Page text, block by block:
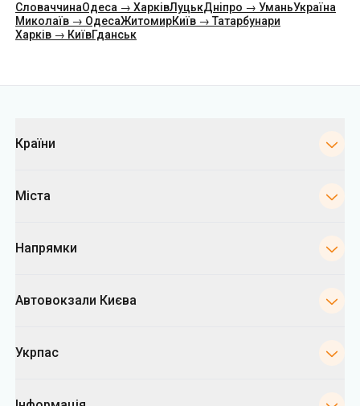
СловаччинаОдеса → ХарківЛуцькДніпро → УманьУкраїна
Миколаїв → ОдесаЖитомирКиїв → Татарбунари
Харків → КиївГданськ
Країни
Міста
Напрямки
Автовокзали Києва
Укрпас